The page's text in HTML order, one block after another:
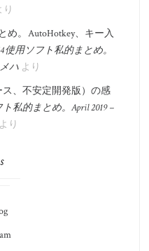
。 AutoHotkey、キー入
使用ソフト私的まとめ。​
ハより
ス、不安定開発版）の感
ト私的まとめ。​April 2019 –
り